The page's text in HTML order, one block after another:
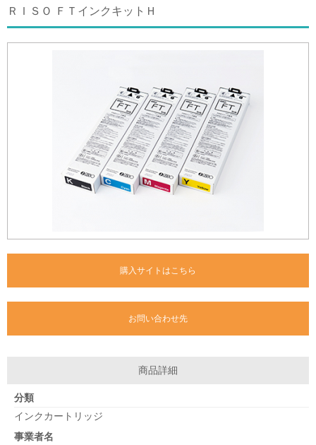
ＲＩＳＯ ＦＴインクキットＨ
購入サイトはこちら
お問い合わせ先
商品詳細
分類
インクカートリッジ
事業者名